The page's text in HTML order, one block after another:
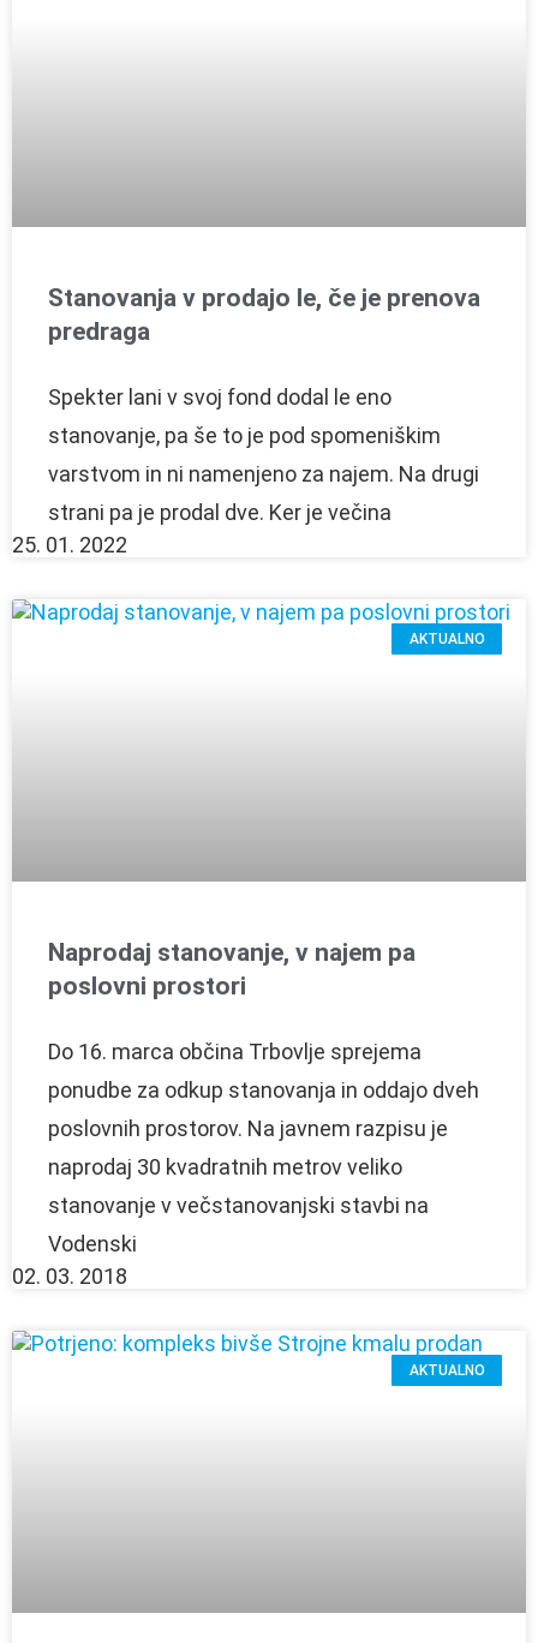
Stanovanja v prodajo le, če je prenova
predraga
Spekter lani v svoj fond dodal le eno
stanovanje, pa še to je pod spomeniškim
varstvom in ni namenjeno za najem. Na drugi
strani pa je prodal dve. Ker je večina
25. 01. 2022
AKTUALNO
Naprodaj stanovanje, v najem pa
poslovni prostori
Do 16. marca občina Trbovlje sprejema
ponudbe za odkup stanovanja in oddajo dveh
poslovnih prostorov. Na javnem razpisu je
naprodaj 30 kvadratnih metrov veliko
stanovanje v večstanovanjski stavbi na
Vodenski
02. 03. 2018
AKTUALNO